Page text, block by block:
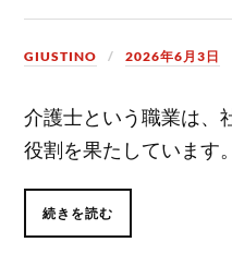
GIUSTINO 2026年6月3日
介護士という職業は、
役割を果たしています。
続きを読む